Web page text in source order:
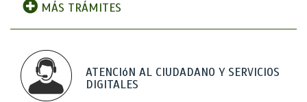
MÁS TRÁMITES
ATENCIóN AL CIUDADANO Y SERVICIOS
DIGITALES